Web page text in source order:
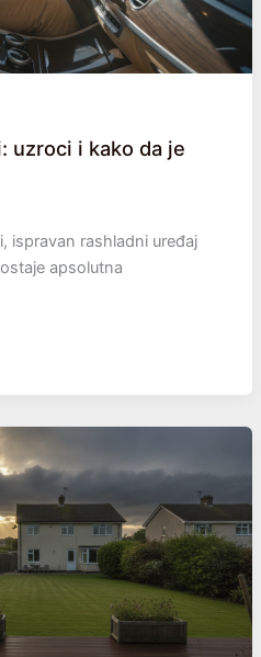
uzroci i kako da je
ispravan rashladni uređaj
apsolutna